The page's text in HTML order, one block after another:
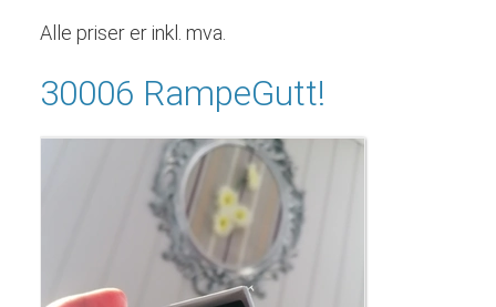
Alle priser er inkl. mva.
30006 RampeGutt!